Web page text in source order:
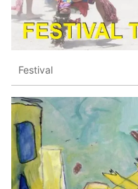
Festival